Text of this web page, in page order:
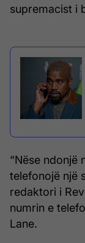
supremacist i
“Nëse ndonjë
telefonojë një
redaktori i
numrin e
Lane.